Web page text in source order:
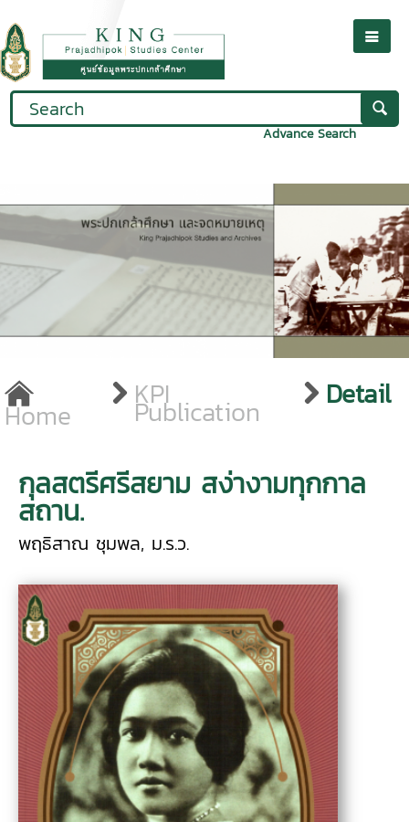
Advance Search
Home
KPI
Publication Detail
กุลสตรีศรีสยาม สง่างามทุกกาล
สถาน.
พฤธิสาณ ชุมพล, ม.ร.ว.